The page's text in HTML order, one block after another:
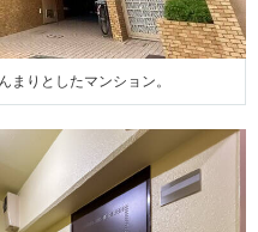
まりとしたマンション。